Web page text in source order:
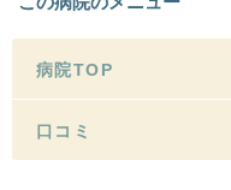
病院TOP
口コミ